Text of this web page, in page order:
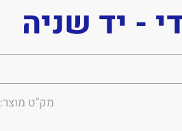
- יד שניה
מק"ט מוצר: 119092